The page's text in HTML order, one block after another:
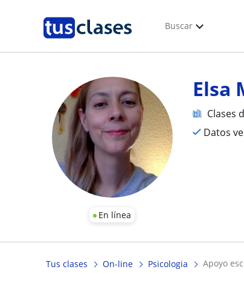
Buscar
En línea
Elsa
Clases
Datos
Tus clases On-line Psicologia apoyo